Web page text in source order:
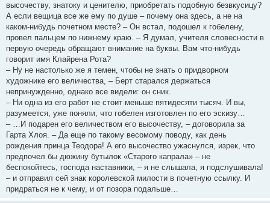
высочеству, знатоку и ценителю, приобретать подобную безвкусицу?
А если вещица все же ему по душе – почему она здесь, а не на
каком-нибудь почетном месте? – Он встал, подошел к гобелену,
провел пальцем по нижнему краю. – Я думал, учителя словесности в
первую очередь обращают внимание на буквы. Вам что-нибудь
говорит имя Клайрена Рота?
– Ну не настолько же я темен, чтобы не знать о придворном
художнике его величества, – Берт старался держаться
непринужденно, однако все видели: он сник.
– Ни одна из его работ не стоит меньше пятидесяти тысяч. И вы,
разумеется, уже поняли, что гобелен изготовлен по его эскизу…
– …И подарен его величеством его высочеству, – договорила за
Гарта Хлоя. – Да еще по такому весомому поводу, как день
рождения принца Теодора! А его высочество ужаснулся, изрек, что
предпочел бы дюжину бутылок «Старого капрала» – не
беспокойтесь, господа наставники, – я не слышала, я подслушивала!
– и отправил сей знак королевской милости в почетную ссылку. И
придраться не к чему, и от позора подальше…